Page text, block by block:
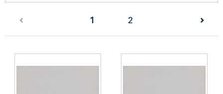
1 (current)2